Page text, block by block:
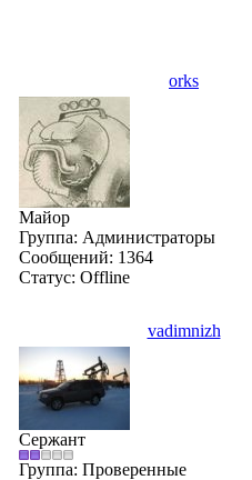
orks
Майор
Группа: Администраторы
Сообщений: 1364
Статус: Offline
vadimnizh
Сержант
Группа: Проверенные